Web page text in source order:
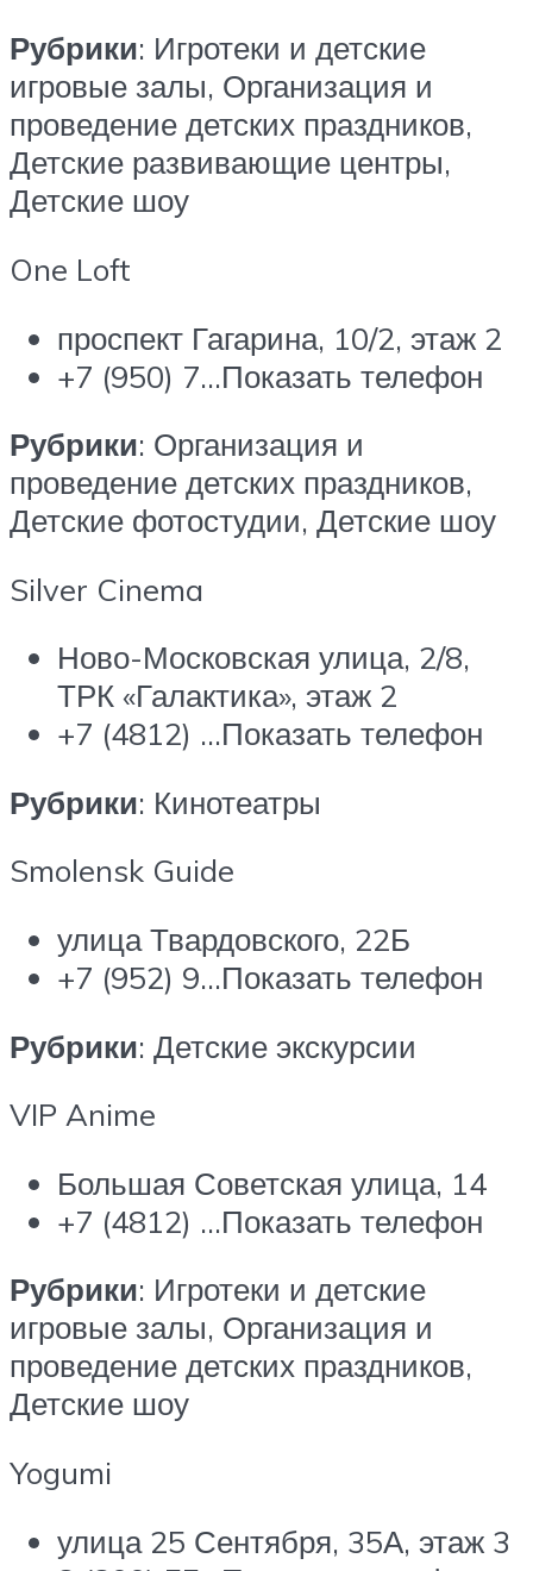
Рубрики: Игротеки и детские
игровые залы, Организация и
проведение детских праздников,
Детские развивающие центры,
Детские шоу
One Loft
проспект Гагарина, 10/2, этаж 2
+7 (950) 7…Показать телефон
Рубрики: Организация и
проведение детских праздников,
Детские фотостудии, Детские шоу
Silver Cinema
Ново-Московская улица, 2/8,
ТРК «Галактика», этаж 2
+7 (4812) …Показать телефон
Рубрики: Кинотеатры
Smolensk Guide
улица Твардовского, 22Б
+7 (952) 9…Показать телефон
Рубрики: Детские экскурсии
VIP Anime
Большая Советская улица, 14
+7 (4812) …Показать телефон
Рубрики: Игротеки и детские
игровые залы, Организация и
проведение детских праздников,
Детские шоу
Yogumi
улица 25 Сентября, 35А, этаж 3